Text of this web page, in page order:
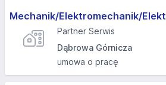
Mechanik/Elektromechanik/
Partner Serwis
Dąbrowa Górnicza
umowa o pracę